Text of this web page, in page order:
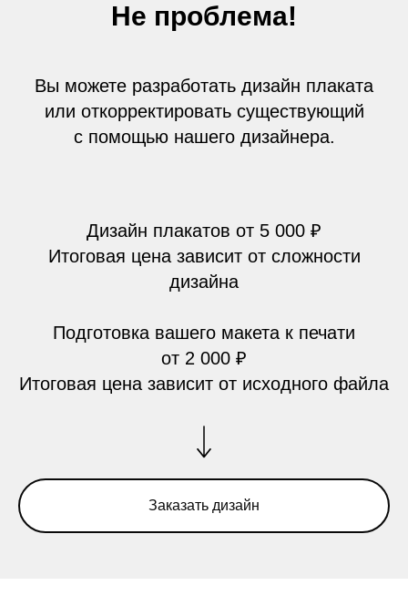
Не проблема!
Вы можете разработать дизайн плаката
или откорректировать существующий
с помощью нашего дизайнера.
Дизайн плакатов от 5 000 ₽
Итоговая цена зависит от сложности
дизайна
Подготовка вашего макета к печати
от 2 000 ₽
Итоговая цена зависит от исходного файла
Заказать дизайн